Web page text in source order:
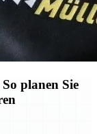
planen Sie